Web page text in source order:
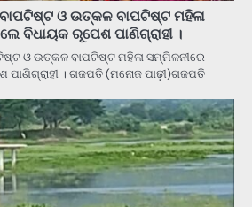
ଓ ଉତ୍କଳ ବାପଟିଷ୍ଟ ମହିଳା
ବିଧାୟକ ରୂପେଶ ପାଣିଗ୍ରାହୀ ।
ଓ ଉତ୍କଳ ବାପଟିଷ୍ଟ ମହିଳା ସମ୍ମିଳନୀରେ
। ଗଜପତି (ମନୋଜ ପାଢ଼ୀ)ଗଜପତି